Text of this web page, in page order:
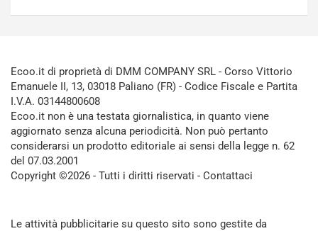
Ecoo.it di proprietà di DMM COMPANY SRL - Corso Vittorio
Emanuele II, 13, 03018 Paliano (FR) - Codice Fiscale e Partita
I.V.A. 03144800608
Ecoo.it non è una testata giornalistica, in quanto viene
aggiornato senza alcuna periodicità. Non può pertanto
considerarsi un prodotto editoriale ai sensi della legge n. 62
del 07.03.2001
Copyright ©2026 - Tutti i diritti riservati - Contattaci
Le attività pubblicitarie su questo sito sono gestite da